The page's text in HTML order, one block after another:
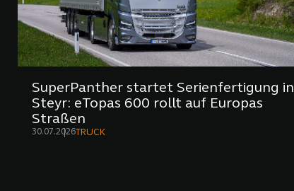
SuperPanther startet Serienfertigung in
Steyr: eTopas 600 rollt auf Europas
Straßen
30.07.2026 TRUCK